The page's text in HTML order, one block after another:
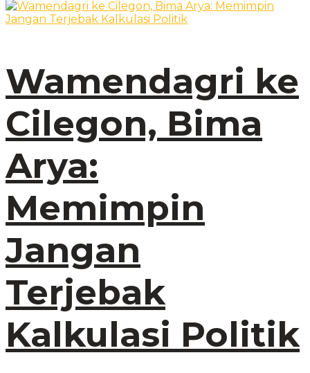
Wamendagri ke
Cilegon, Bima
Arya:
Memimpin
Jangan
Terjebak
Kalkulasi Politik